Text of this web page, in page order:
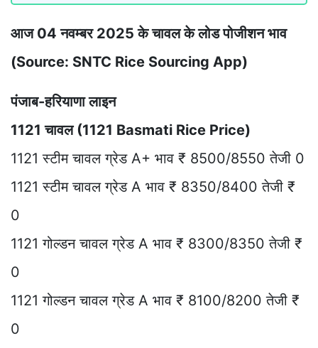
आज 04 नवम्बर 2025 के चावल के लोड पोजीशन भाव
(Source: SNTC Rice Sourcing App)
पंजाब-हरियाणा लाइन
1121 चावल (1121 Basmati Rice Price)
1121 स्टीम चावल ग्रेड A+ भाव ₹ 8500/8550 तेजी 0
1121 स्टीम चावल ग्रेड A भाव ₹ 8350/8400 तेजी ₹
0
1121 गोल्डन चावल ग्रेड A भाव ₹ 8300/8350 तेजी ₹
0
1121 गोल्डन चावल ग्रेड A भाव ₹ 8100/8200 तेजी ₹
0